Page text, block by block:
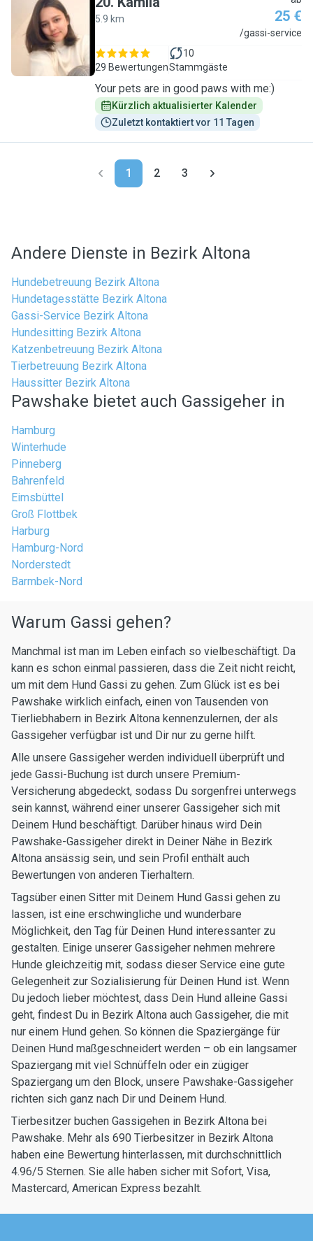
K
5.9 km 25 €
/gassi-service
29 Bewertungen
10
Stammgäste
Your pets are in good paws with me:)
Kürzlich aktualisierter Kalender
Zuletzt kontaktiert vor 11 Tagen
1 2 3
Andere Dienste in Bezirk Altona
Hundebetreuung Bezirk Altona
Hundetagesstätte Bezirk Altona
Gassi-Service Bezirk Altona
Hundesitting Bezirk Altona
Katzenbetreuung Bezirk Altona
Tierbetreuung Bezirk Altona
Haussitter Bezirk Altona
Pawshake bietet auch Gassigeher in
Hamburg
Winterhude
Pinneberg
Bahrenfeld
Eimsbüttel
Groß Flottbek
Harburg
Hamburg-Nord
Norderstedt
Barmbek-Nord
Warum Gassi gehen?
Manchmal ist man im Leben einfach so vielbeschäftigt. Da
kann es schon einmal passieren, dass die Zeit nicht reicht,
um mit dem Hund Gassi zu gehen. Zum Glück ist es bei
Pawshake wirklich einfach, einen von Tausenden von
Tierliebhabern in Bezirk Altona kennenzulernen, der als
Gassigeher verfügbar ist und Dir nur zu gerne hilft.
Alle unsere Gassigeher werden individuell überprüft und
jede Gassi-Buchung ist durch unsere Premium-
Versicherung abgedeckt, sodass Du sorgenfrei unterwegs
sein kannst, während einer unserer Gassigeher sich mit
Deinem Hund beschäftigt. Darüber hinaus wird Dein
Pawshake-Gassigeher direkt in Deiner Nähe in Bezirk
Altona ansässig sein, und sein Profil enthält auch
Bewertungen von anderen Tierhaltern.
Tagsüber einen Sitter mit Deinem Hund Gassi gehen zu
lassen, ist eine erschwingliche und wunderbare
Möglichkeit, den Tag für Deinen Hund interessanter zu
gestalten. Einige unserer Gassigeher nehmen mehrere
Hunde gleichzeitig mit, sodass dieser Service eine gute
Gelegenheit zur Sozialisierung für Deinen Hund ist. Wenn
Du jedoch lieber möchtest, dass Dein Hund alleine Gassi
geht, findest Du in Bezirk Altona auch Gassigeher, die mit
nur einem Hund gehen. So können die Spaziergänge für
Deinen Hund maßgeschneidert werden – ob ein langsamer
Spaziergang mit viel Schnüffeln oder ein zügiger
Spaziergang um den Block, unsere Pawshake-Gassigeher
richten sich ganz nach Dir und Deinem Hund.
Tierbesitzer buchen Gassigehen in Bezirk Altona bei
Pawshake. Mehr als 690 Tierbesitzer in Bezirk Altona
haben eine Bewertung hinterlassen, mit durchschnittlich
4.96/5 Sternen. Sie alle haben sicher mit Sofort, Visa,
Mastercard, American Express bezahlt.